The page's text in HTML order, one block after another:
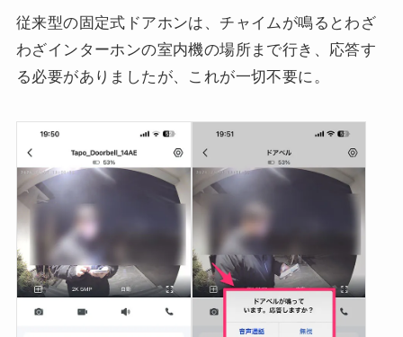
従来型の固定式ドアホンは、チャイムが鳴るとわざ
わざインターホンの室内機の場所まで行き、応答す
る必要がありましたが、これが一切不要に。